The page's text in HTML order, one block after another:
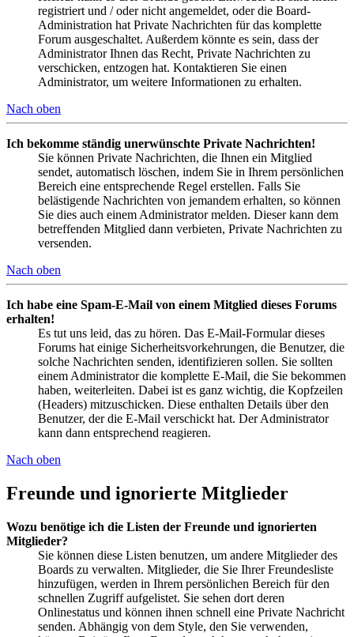
registriert und / oder nicht angemeldet, oder die Board-
Administration hat Private Nachrichten für das komplette
Forum ausgeschaltet. Außerdem könnte es sein, dass der
Administrator Ihnen das Recht, Private Nachrichten zu
verschicken, entzogen hat. Kontaktieren Sie einen
Administrator, um weitere Informationen zu erhalten.
Nach oben
Ich bekomme ständig unerwünschte Private Nachrichten!
Sie können Private Nachrichten, die Ihnen ein Mitglied
sendet, automatisch löschen, indem Sie in Ihrem persönlichen
Bereich eine entsprechende Regel erstellen. Falls Sie
belästigende Nachrichten von jemandem erhalten, so können
Sie dies auch einem Administrator melden. Dieser kann dem
betreffenden Mitglied dann verbieten, Private Nachrichten zu
versenden.
Nach oben
Ich habe eine Spam-E-Mail von einem Mitglied dieses Forums
erhalten!
Es tut uns leid, das zu hören. Das E-Mail-Formular dieses
Forums hat einige Sicherheitsvorkehrungen, die Benutzer, die
solche Nachrichten senden, identifizieren sollen. Sie sollten
einem Administrator die komplette E-Mail, die Sie bekommen
haben, weiterleiten. Dabei ist es ganz wichtig, die Kopfzeilen
(Headers) mitzuschicken. Diese enthalten Details über den
Benutzer, der die E-Mail verschickt hat. Der Administrator
kann dann entsprechend reagieren.
Nach oben
Freunde und ignorierte Mitglieder
Wozu benötige ich die Listen der Freunde und ignorierten
Mitglieder?
Sie können diese Listen benutzen, um andere Mitglieder des
Boards zu verwalten. Mitglieder, die Sie Ihrer Freundesliste
hinzufügen, werden in Ihrem persönlichen Bereich für den
schnellen Zugriff aufgelistet. Sie sehen dort deren
Onlinestatus und können ihnen schnell eine Private Nachricht
senden. Abhängig von dem Style, den Sie verwenden,